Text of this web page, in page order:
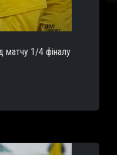
матчу 1/4 фіналу